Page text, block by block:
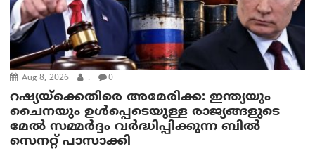
Aug 8, 2026 . 0
റഷ്യയ്‌ക്കെതിരെ അമേരിക്ക: ഇന്ത്യയും
ചൈനയും ഉൾപ്പെടെയുള്ള രാജ്യങ്ങളുടെ
മേൽ സമ്മർദ്ദം വർദ്ധിപ്പിക്കുന്ന ബിൽ
സെനറ്റ് പാസാക്കി